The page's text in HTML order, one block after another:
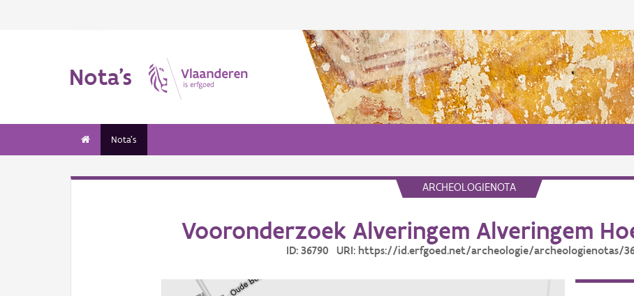
Nota's
Nota's
ARCHEOLOGIENOTA
Vooronderzoek Alveringem Alveringem
ID: 36790 URI: https://id.erfgoed.net/archeologie/archeologienotas/